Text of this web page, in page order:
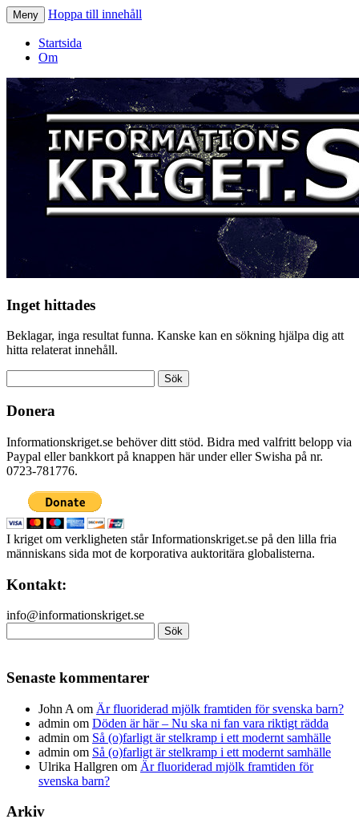
Informationskriget.se
Meny Hoppa till innehåll
Startsida
Om
Inget hittades
Beklagar, inga resultat funna. Kanske kan en sökning hjälpa dig att
hitta relaterat innehåll.
efter:
Donera
Informationskriget.se behöver ditt stöd. Bidra med valfritt belopp via
Paypal eller bankkort på knappen här under eller Swisha på nr.
0723-781776.
I kriget om verkligheten står Informationskriget.se på den lilla fria
människans sida mot de korporativa auktoritära globalisterna.
Kontakt:
info@informationskriget.se
efter:
Senaste kommentarer
John A om Är fluoriderad mjölk framtiden för svenska barn?
admin om Döden är här – Nu ska ni fan vara riktigt rädda
admin om Så (o)farligt är stelkramp i ett modernt samhälle
admin om Så (o)farligt är stelkramp i ett modernt samhälle
Ulrika Hallgren om Är fluoriderad mjölk framtiden för
svenska barn?
Arkiv